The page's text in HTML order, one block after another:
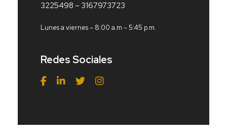
3225498 – 3167973723
Lunes a viernes – 8:00 a.m – 5:45 p.m.
Redes Sociales